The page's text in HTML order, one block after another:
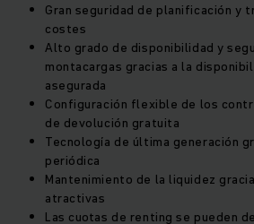
Gran seguridad de planificación y
costes
Alto grado de disponibilidad y
montacargas gracias a la
asegurada
Configuración flexible de los
de devolución gratuita
Tecnología de última generación
periódica
Mantenimiento de la liquidez
atractivas
Las cuotas de renting se pueden